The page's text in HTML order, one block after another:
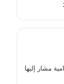
مشار إليها